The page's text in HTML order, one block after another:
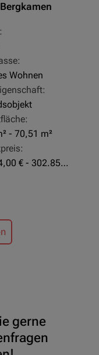
Wohnen
- 70,51 m²
244.734,00 € - 302.855,00 €
gerne